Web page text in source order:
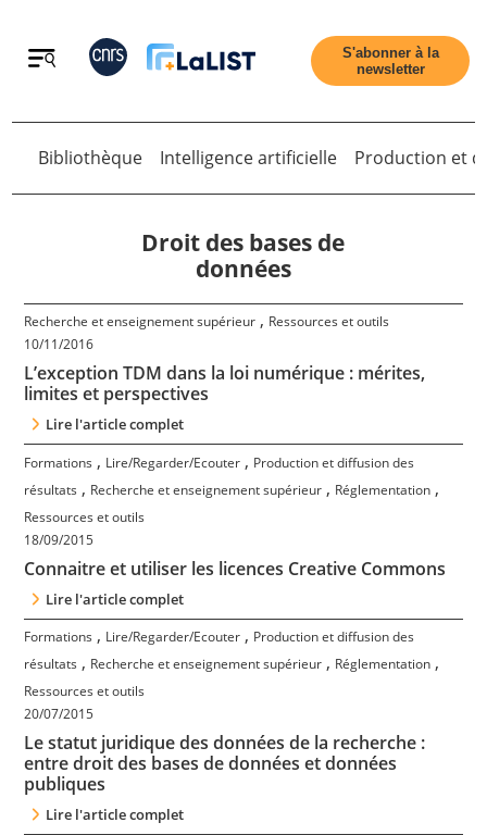
Retour
Accueil
Tous les articles
Qui sommes nous ?
Contact
Nous suivre
S'abonner à la
newsletter
Bibliothèque Intelligence artificielle Production et
Droit des bases de
données
Recherche et enseignement supérieur , Ressources et outils
10/11/2016
L’exception TDM dans la loi numérique : mérites,
limites et perspectives
Lire l'article complet
Formations , Lire/Regarder/Ecouter , Production et diffusion des
résultats , Recherche et enseignement supérieur , Réglementation ,
Ressources et outils
18/09/2015
Connaitre et utiliser les licences Creative Commons
Lire l'article complet
Formations , Lire/Regarder/Ecouter , Production et diffusion des
résultats , Recherche et enseignement supérieur , Réglementation ,
Ressources et outils
20/07/2015
Le statut juridique des données de la recherche :
entre droit des bases de données et données
publiques
Lire l'article complet